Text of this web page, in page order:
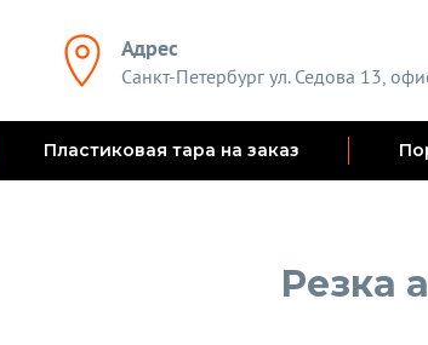
Адрес
Санкт-Петербург ул. Седова 13,
Пластиковая тара на заказ
Резка